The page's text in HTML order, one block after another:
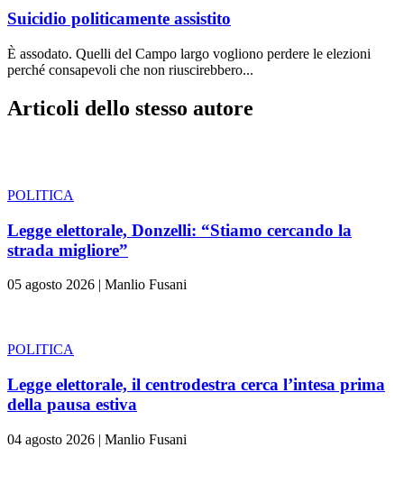
Suicidio politicamente assistito
È assodato. Quelli del Campo largo vogliono perdere le elezioni
perché consapevoli che non riuscirebbero...
Articoli dello stesso autore
POLITICA
Legge elettorale, Donzelli: “Stiamo cercando la
strada migliore”
05 agosto 2026 | Manlio Fusani
POLITICA
Legge elettorale, il centrodestra cerca l’intesa prima
della pausa estiva
04 agosto 2026 | Manlio Fusani